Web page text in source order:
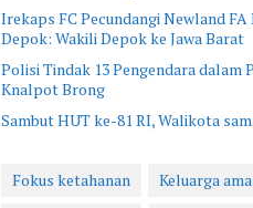
Irekaps FC Pecundangi Newland
Depok: Wakili Depok ke Jawa Barat
Polisi Tindak 13 Pengendara dalam
Knalpot Brong
Sambut HUT ke-81 RI, Walikota
Fokus ketahanan Keluarga